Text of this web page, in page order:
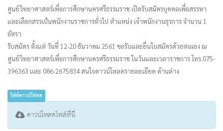
ศูนย์วิทยาศาสตร์เพื่อการศึกษานครศรีธรรมราช เปิดรับสมัครบุคคลเพื่อสรรหา
และเลือกสรรเป็นพนักงานราชการทั่วไป ตำแหน่ง เจ้าพนักงานธุรการ จำนวน 1
อัตรา
รับสมัคร ตั้งแต่ วันที่ 12-20 ธันวาคม 2561 ขอรับและยื่นใบสมัครด้วยตนเอง ณ
ศูนย์วิทยาศาสตร์เพื่อการศึกษานครศรีธรรมราช ในวันและเวลาราชการ โทร.075-
396363 และ 086-2675834 สนใจดาวน์โหลดรายละเอียด ด้านล่าง
ไฟล์ดาวน์โหลด
ดาวน์โหลดไฟล์ที่นี่